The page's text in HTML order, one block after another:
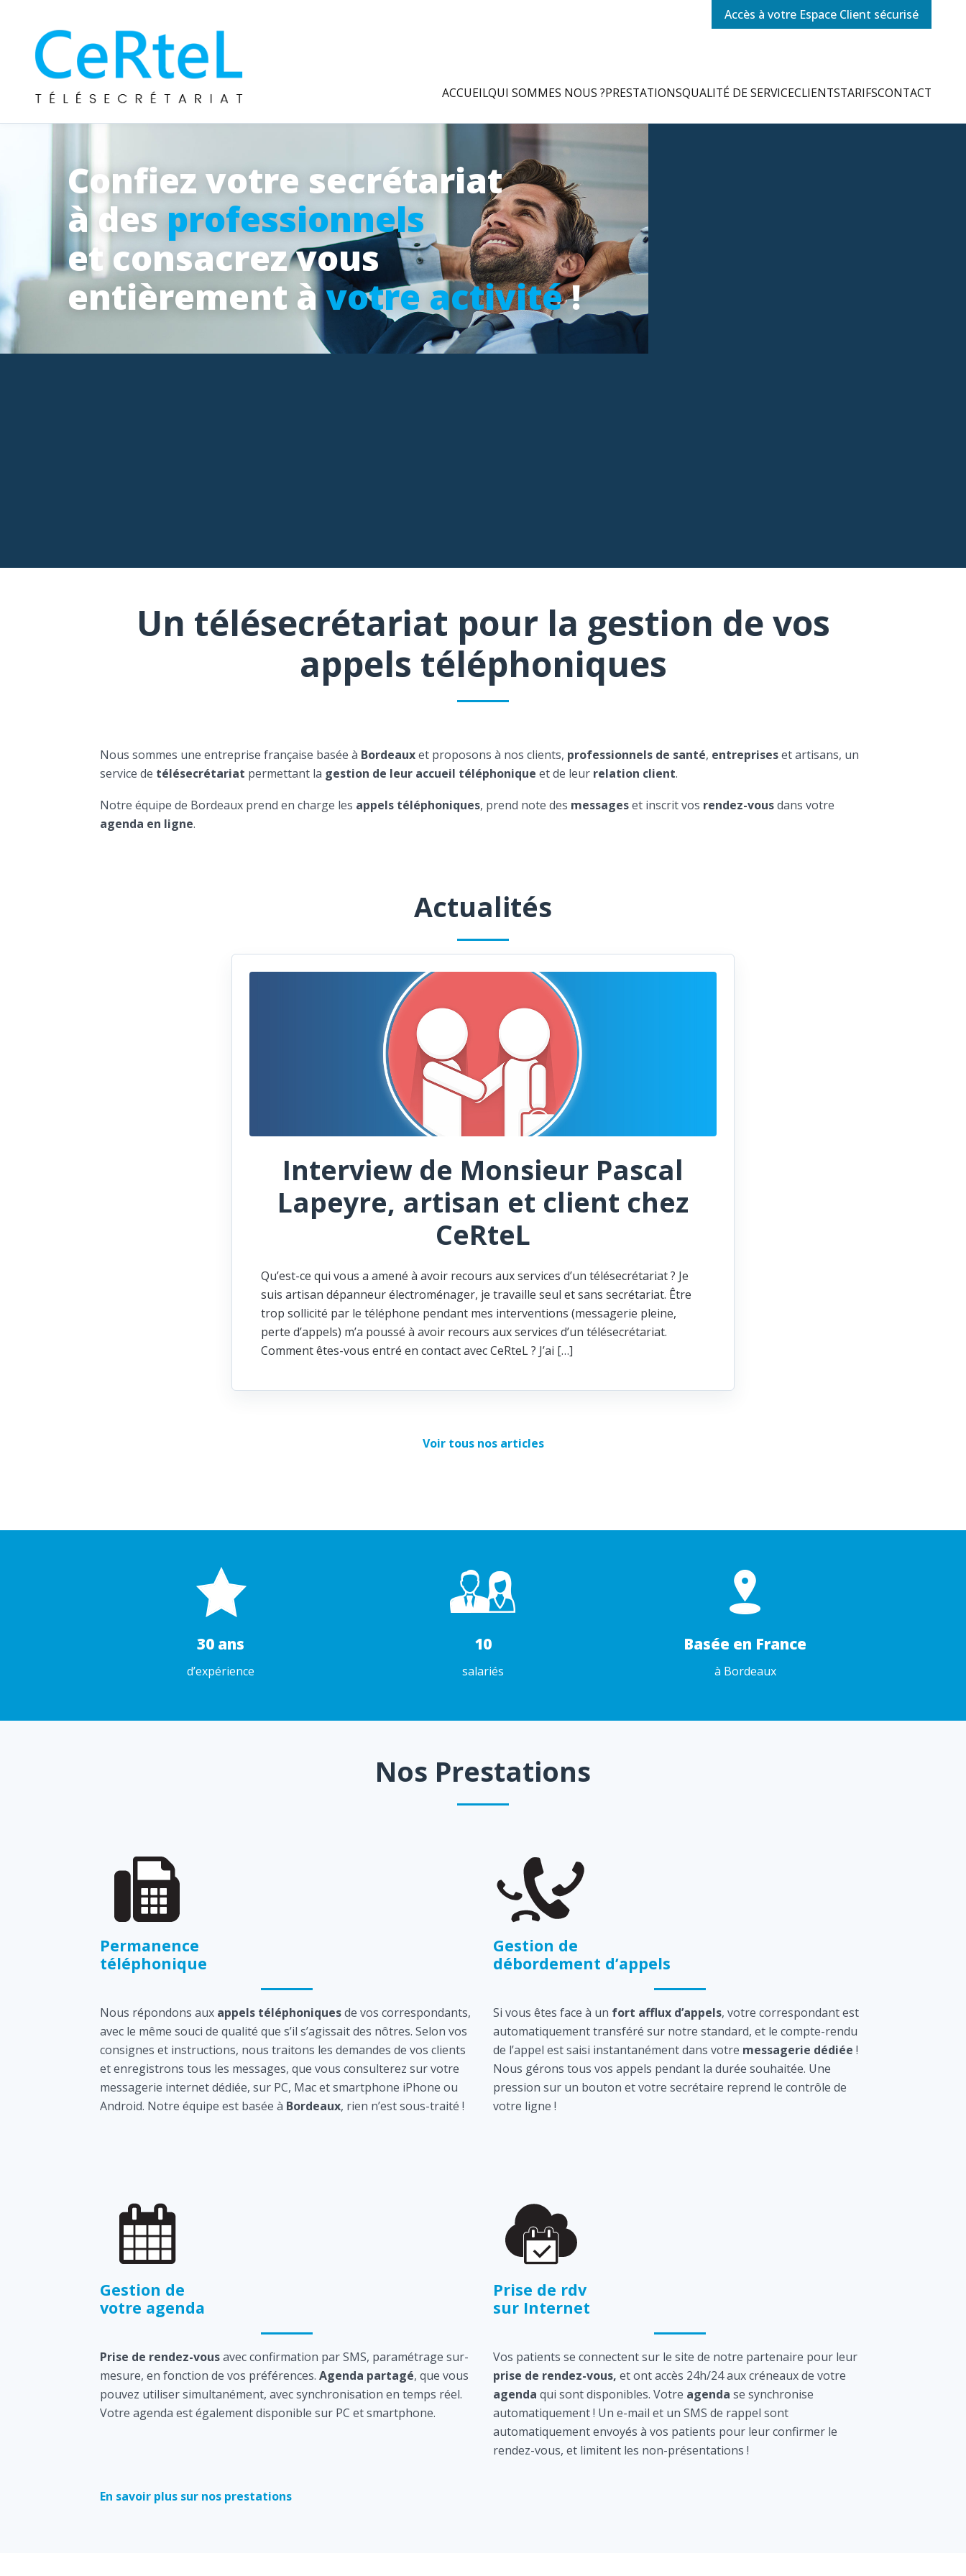
Accès à votre Espace Client sécurisé
ACCUEILQUI SOMMES NOUS ?PRESTATIONSQUALITÉ DE SERVICECLIENTSTARIFSCONTACT
Confiez votre secrétariat
à des professionnels
et consacrez vous
entièrement àvotre activité!
Un télésecrétariat pour la gestion de vos
appels téléphoniques
Nous sommes une entreprise française basée à Bordeauxet proposons à nos clients, professionnels de santé, entrepriseset artisans, un
service de télésecrétariat permettant la gestion de leur accueil téléphonique et de leur relation client.
Notre équipe de Bordeaux prend en charge les appels téléphoniques, prend note des messageset inscrit vos rendez-vousdans votre
agenda en ligne.
Actualités
Interview de Monsieur Pascal
Lapeyre, artisan et client chez
CeRteL
Qu’est-ce qui vous a amené à avoir recours aux services d’un télésecrétariat ? Je
suis artisan dépanneur électroménager, je travaille seul et sans secrétariat. Être
trop sollicité par le téléphone pendant mes interventions (messagerie pleine,
perte d’appels) m’a poussé à avoir recours aux services d’un télésecrétariat.
Comment êtes-vous entré en contact avec CeRteL ? J’ai […]
Voir tous nos articles
30 ans
d’expérience
10
salariés
Basée en France
à Bordeaux
Nos Prestations
Permanence
téléphonique
Nous répondons aux appels téléphoniquesde vos correspondants,
avec le même souci de qualité que s’il s’agissait des nôtres. Selon vos
consignes et instructions, nous traitons les demandes de vos clients
et enregistrons tous les messages, que vous consulterez sur votre
messagerie internet dédiée, sur PC, Mac et smartphone iPhone ou
Android. Notre équipe est basée à Bordeaux, rien n’est sous-traité !
Gestion de
débordement d’appels
Si vous êtes face à un fort afflux d’appels, votre correspondant est
automatiquement transféré sur notre standard, et le compte-rendu
de l’appel est saisi instantanément dans votre messagerie dédiée !
Nous gérons tous vos appels pendant la durée souhaitée. Une
pression sur un bouton et votre secrétaire reprend le contrôle de
votre ligne !
Gestion de
votre agenda
Prise de rendez-vousavec confirmation par SMS, paramétrage sur-
mesure, en fonction de vos préférences. Agenda partagé, que vous
pouvez utiliser simultanément, avec synchronisation en temps réel.
Votre agenda est également disponible sur PC et smartphone.
Prise de rdv
sur Internet
Vos patients se connectent sur le site de notre partenaire pour leur
prise de rendez-vous, et ont accès 24h/24 aux créneaux de votre
agenda qui sont disponibles. Votre agenda se synchronise
automatiquement ! Un e-mail et un SMS de rappel sont
automatiquement envoyés à vos patients pour leur confirmer le
rendez-vous, et limitent les non-présentations !
En savoir plus sur nos prestations